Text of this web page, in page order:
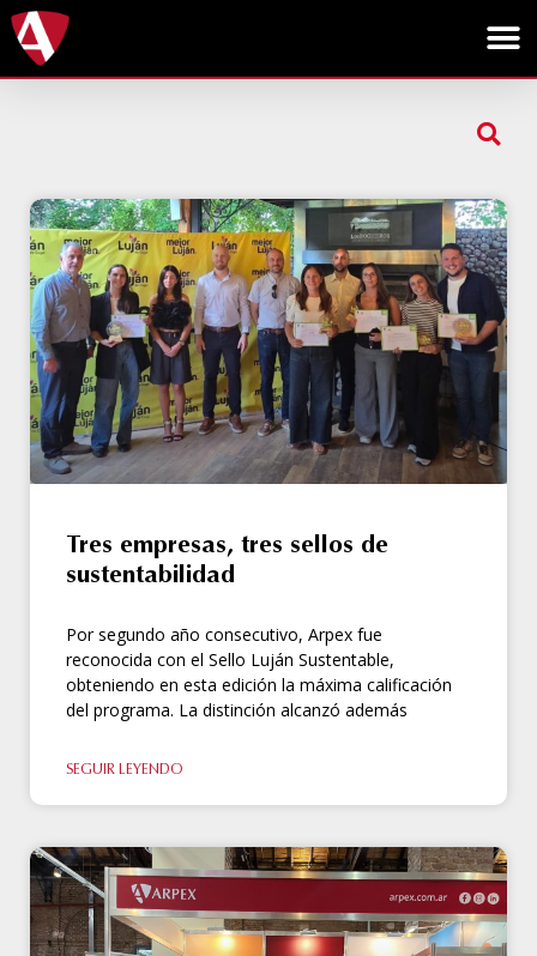
Tres empresas, tres sellos de
sustentabilidad
Por segundo año consecutivo, Arpex fue
reconocida con el Sello Luján Sustentable,
obteniendo en esta edición la máxima calificación
del programa. La distinción alcanzó además
SEGUIR LEYENDO